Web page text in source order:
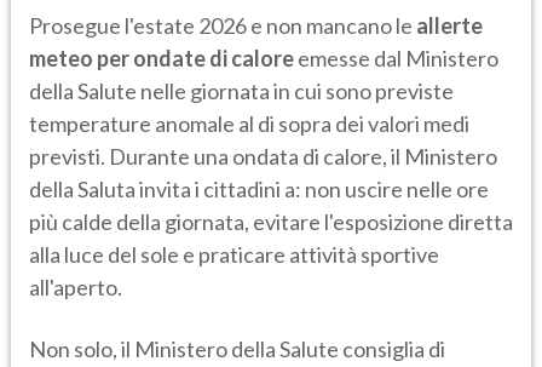
Prosegue l'estate 2026 e non mancano le allerte
meteo per ondate di caloreemesse dal Ministero
della Salute nelle giornata in cui sono previste
temperature anomale al di sopra dei valori medi
previsti. Durante una ondata di calore, il Ministero
della Saluta invita i cittadini a: non uscire nelle ore
più calde della giornata, evitare l'esposizione diretta
alla luce del sole e praticare attività sportive
all'aperto.
Non solo, il Ministero della Salute consiglia di